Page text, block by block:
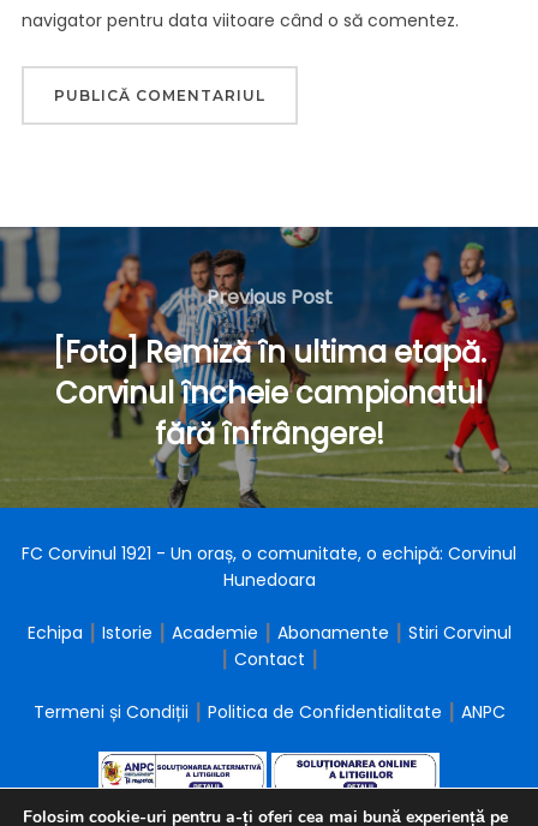
navigator pentru data viitoare când o să comentez.
Navigare
în
articole
Previous
Post
Previous Post
[Foto] Remiză în ultima etapă.
Corvinul încheie campionatul
fără înfrângere!
FC Corvinul 1921 - Un oraș, o comunitate, o echipă: Corvinul
Hunedoara
Echipa Istorie Academie Abonamente
Stiri Corvinul
Contact
Termeni și Condiții Politica de Confidentialitate ANPC
Folosim cookie-uri pentru a-ți oferi cea mai bună experiență pe